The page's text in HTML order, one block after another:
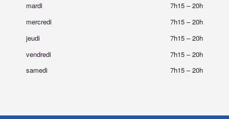
mardi
7h15 –20h
mercredi
7h15 –20h
jeudi
7h15 –20h
vendredi
7h15 –20h
samedi
7h15 –20h